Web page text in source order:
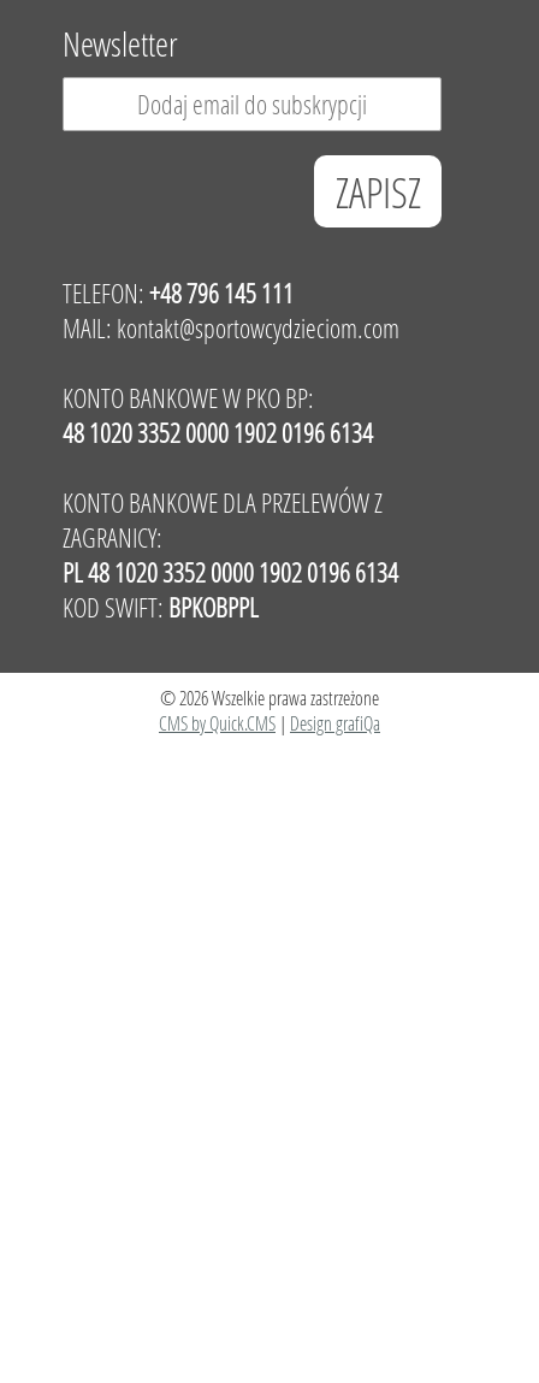
Newsletter
TELEFON: +48 796 145 111
MAIL: kontakt@sportowcydzieciom.com
KONTO BANKOWE W PKO BP:
48 1020 3352 0000 1902 0196 6134
KONTO BANKOWE DLA PRZELEWÓW Z
ZAGRANICY:
PL 48 1020 3352 0000 1902 0196 6134
KOD SWIFT: BPKOBPPL
© 2026 Wszelkie prawa zastrzeżone
CMS by Quick.CMS | Design grafiQa